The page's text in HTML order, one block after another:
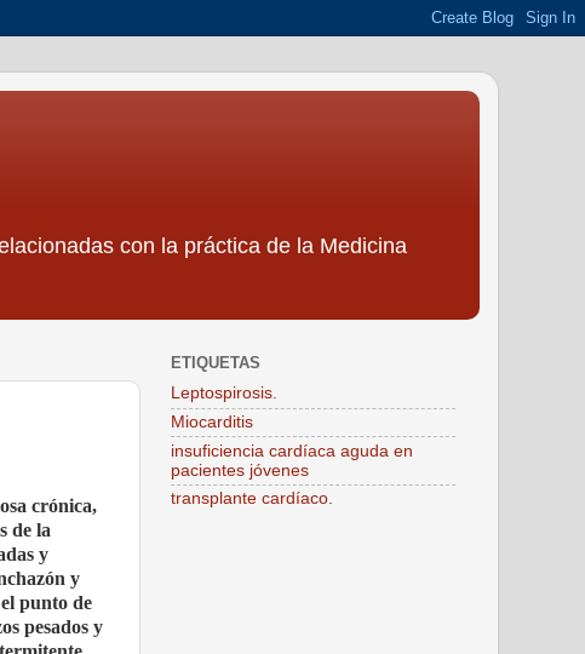
con la práctica de la Medicina
crónica,
de la
y
y
punto de
pesados ​​y
ETIQUETAS
Leptospirosis.
Miocarditis
insuficiencia cardíaca aguda en
pacientes jóvenes
transplante cardíaco.